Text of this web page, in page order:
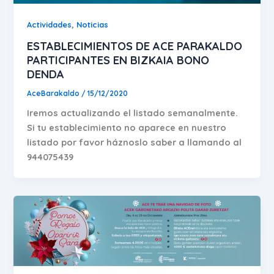
Actividades, Noticias
ESTABLECIMIENTOS DE ACE PARAKALDO
PARTICIPANTES EN BIZKAIA BONO
DENDA
AceBarakaldo /15/12/2020
Iremos actualizando el listado semanalmente.
Si tu establecimiento no aparece en nuestro
listado por favor háznoslo saber a llamando al
944075439